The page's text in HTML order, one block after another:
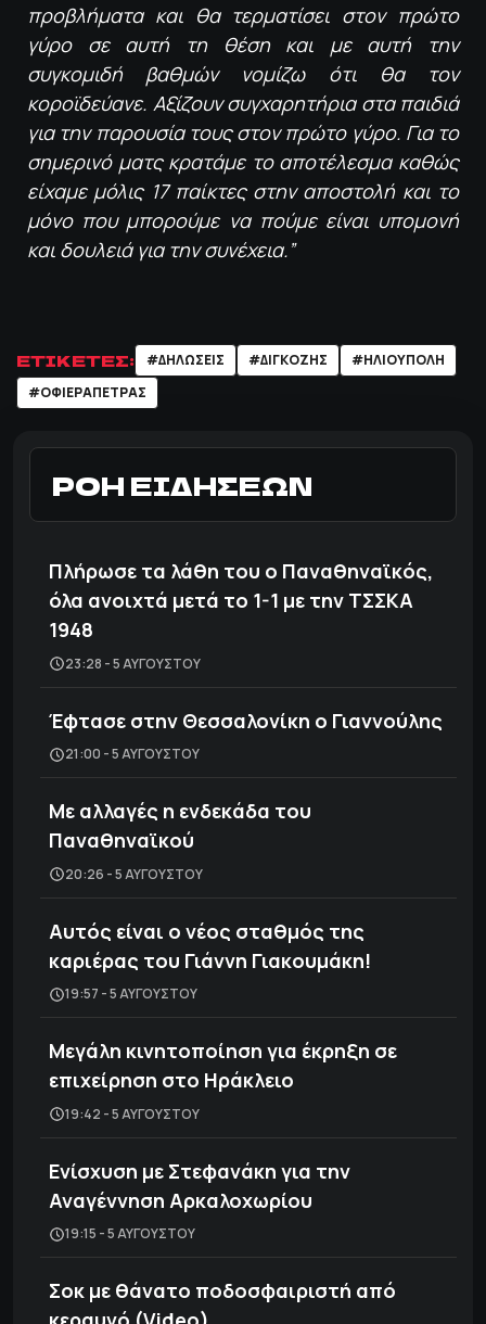
προβλήματα και θα τερματίσει στον πρώτο
γύρο σε αυτή τη θέση και με αυτή την
συγκομιδή βαθμών νομίζω ότι θα τον
κοροϊδεύανε. Αξίζουν συγχαρητήρια στα παιδιά
για την παρουσία τους στον πρώτο γύρο. Για το
σημερινό ματς κρατάμε το αποτέλεσμα καθώς
είχαμε μόλις 17 παίκτες στην αποστολή και το
μόνο που μπορούμε να πούμε είναι υπομονή
και δουλειά για την συνέχεια.”
ΕΤΙΚΕΤΕΣ: #ΔΗΛΩΣΕΙΣ #ΔΙΓΚΟΖΗΣ
#ΗΛΙΟΥΠΟΛΗ
#ΟΦΙΕΡΑΠΕΤΡΑΣ
ΡΟΗ ΕΙΔΗΣΕΩΝ
Πλήρωσε τα λάθη του ο Παναθηναϊκός,
όλα ανοιχτά μετά το 1-1 με την ΤΣΣΚΑ
1948
23:28 - 5 ΑΥΓΟΎΣΤΟΥ
Έφτασε στην Θεσσαλονίκη ο Γιαννούλης
21:00 - 5 ΑΥΓΟΎΣΤΟΥ
Με αλλαγές η ενδεκάδα του
Παναθηναϊκού
20:26 - 5 ΑΥΓΟΎΣΤΟΥ
Αυτός είναι ο νέος σταθμός της
καριέρας του Γιάννη Γιακουμάκη!
19:57 - 5 ΑΥΓΟΎΣΤΟΥ
Μεγάλη κινητοποίηση για έκρηξη σε
επιχείρηση στο Ηράκλειο
19:42 - 5 ΑΥΓΟΎΣΤΟΥ
Ενίσχυση με Στεφανάκη για την
Αναγέννηση Αρκαλοχωρίου
19:15 - 5 ΑΥΓΟΎΣΤΟΥ
Σοκ με θάνατο ποδοσφαιριστή από